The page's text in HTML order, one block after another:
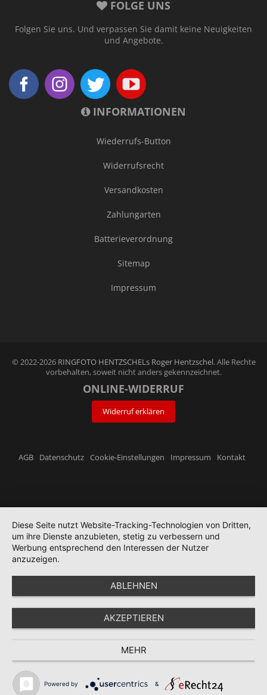
FOLGE UNS
Folgen Sie uns. Und verpassen Sie damit keine Neuigkeiten
und Angebote.
INFORMATIONEN
Wiederrufs-Button
Widerrufsrecht
Versandkosten
Zahlungarten
Batterieverordnung
Sitemap
Impressum
© 2022-2026 RINGFOTO HENTZSCHELs Roger Hentzschel. Alle Rechte
vorbehalten, soweit nicht anders gekennzeichnet.
ONLINE-WIDERRUF
Widerruf erklären
AGB Datenschutz Cookie-Einstellungen Impressum Kontakt
Diese Seite nutzt Website-Tracking-Technologien von Dritten,
um ihre Dienste anzubieten, stetig zu verbessern und
Werbung entsprechend den Interessen der Nutzer
anzuzeigen.
ABLEHNEN
AKZEPTIEREN
MEHR
Powered by &